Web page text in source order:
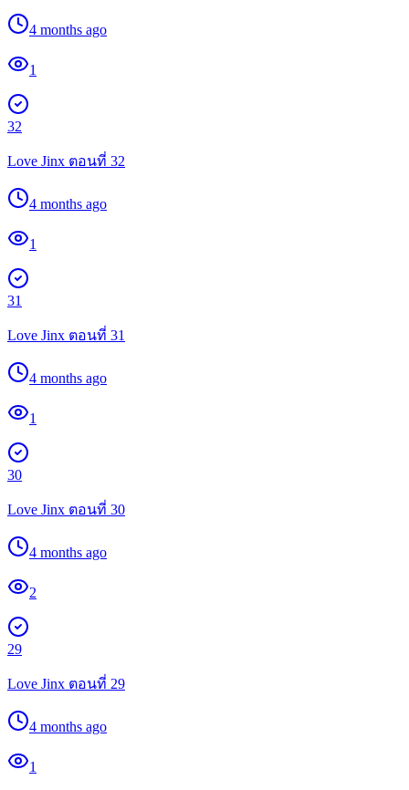
4 months ago
1
32
Love Jinx ตอนที่ 32
4 months ago
1
31
Love Jinx ตอนที่ 31
4 months ago
1
30
Love Jinx ตอนที่ 30
4 months ago
2
29
Love Jinx ตอนที่ 29
4 months ago
1